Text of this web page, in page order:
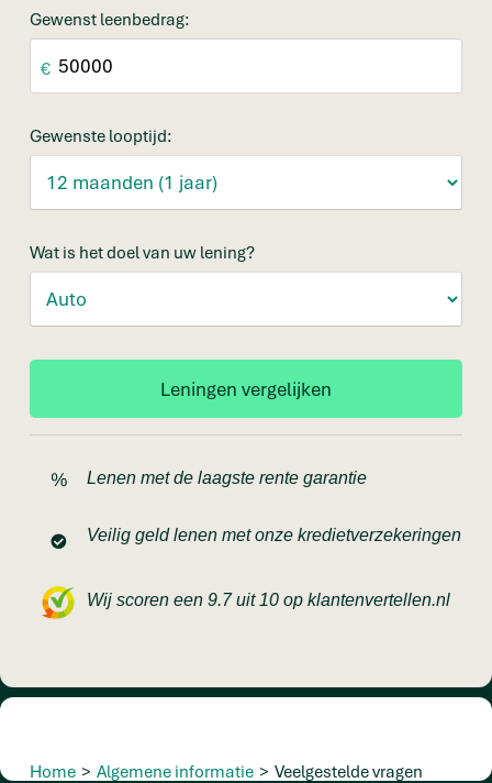
Gewenst leenbedrag:
€
Gewenste looptijd:
Wat is het doel van uw lening?
Lenen met de laagste rente garantie
Veilig geld lenen met onze kredietverzekeringen
Wij scoren een 9.7 uit 10 op klantenvertellen.nl
Home > Algemene informatie > Veelgestelde vragen